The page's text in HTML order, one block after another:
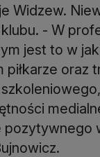
Widzew.
- W
jest to w
piłkarze oraz
pozytywnego